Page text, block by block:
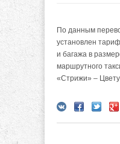
По данным
установлен
и багажа в
маршрутного
«Стрижи» –